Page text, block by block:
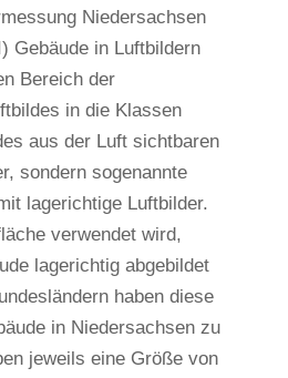
Niedersachsen
Gebäude in Luftbildern
Bereich der
in die Klassen
aus der Luft sichtbaren
sondern sogenannte
lagerichtige Luftbilder.
verwendet wird,
lagerichtig abgebildet
haben diese
in Niedersachsen zu
jeweils eine Größe von